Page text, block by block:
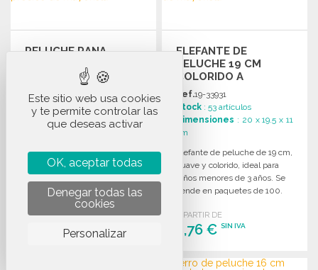
PELUCHE RANA
Ref.19-33804
Stock : 3 005 artículos
Dimensiones: 18 cm
con bufanda amarilla,
personalizable. Ideal para
Embalaje de 100 unidades.
2,55 €
ELEFANTE DE
PELUCHE 19 CM
COLORIDO A
PRECIOS DE
MAYORISTA
Ref.19-33931
Stock : 53 artículos
Dimensiones : 20 x 19.5 x 11
cm
Elefante de peluche de 19 cm,
suave y colorido, ideal para
niños menores de 3 años. Se
vende en paquetes de 100.
A PARTIR DE
2,76 €SIN IVA
PEDIR
Este sitio web usa cookies
y te permite controlar las
que deseas activar
OK, aceptar todas
Denegar todas las
cookies
Personalizar